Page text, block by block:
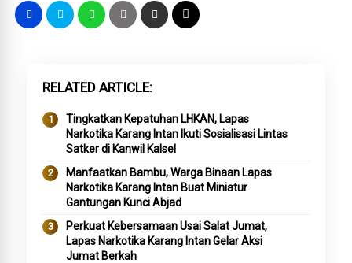
RELATED ARTICLE
Tingkatkan Kepatuhan LHKAN, Lapas
Narkotika Karang Intan Ikuti Sosialisasi Lintas
Satker di Kanwil Kalsel
Manfaatkan Bambu, Warga Binaan Lapas
Narkotika Karang Intan Buat Miniatur
Gantungan Kunci Abjad
Perkuat Kebersamaan Usai Salat Jumat,
Lapas Narkotika Karang Intan Gelar Aksi
Jumat Berkah